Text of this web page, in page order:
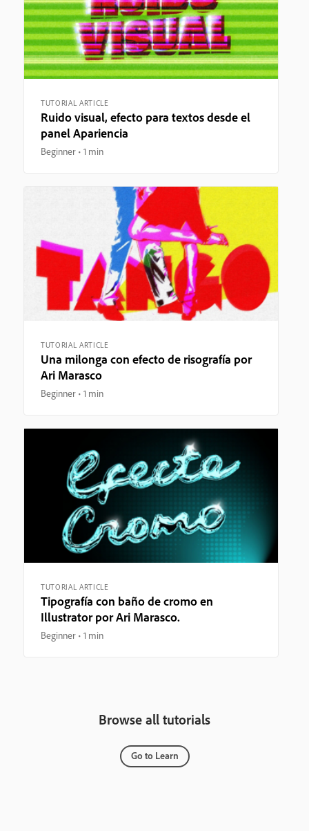
TUTORIAL ARTICLE
Ruido visual, efecto para textos desde el
panel Apariencia
Beginner 1 min
TUTORIAL ARTICLE
Una milonga con efecto de risografía por
Ari Marasco
Beginner 1 min
TUTORIAL ARTICLE
Tipografía con baño de cromo en
Illustrator por Ari Marasco.
Beginner 1 min
Browse all tutorials
Go to Learn